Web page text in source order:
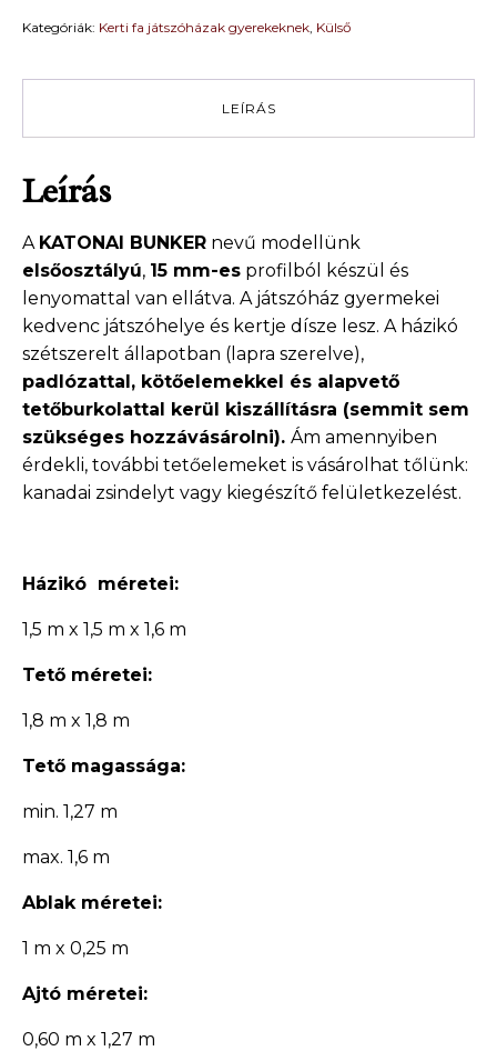
játszóház
1,5
x
1,5
mennyiség
Kategóriák: Kerti fa játszóházak gyerekeknek Külső
LEÍRÁS
Leírás
A KATONAI BUNKER nevű modellünk
elsőosztályú, 15 mm-es profilból készül és
lenyomattal van ellátva. A játszóház gyermekei
kedvenc játszóhelye és kertje dísze lesz. A házikó
szétszerelt állapotban (lapra szerelve),
padlózattal, kötőelemekkel és alapvető
tetőburkolattal kerül kiszállításra (semmit sem
szükséges hozzávásárolni). Ám amennyiben
érdekli, további tetőelemeket is vásárolhat tőlünk:
kanadai zsindelyt vagy kiegészítő felületkezelést.
Házikó méretei:
1,5 m x 1,5 m x 1,6 m
Tető méretei:
1,8 m x 1,8 m
Tető magassága:
min. 1,27 m
max. 1,6 m
Ablak méretei:
1 m x 0,25 m
Ajtó méretei:
0,60 m x 1,27 m